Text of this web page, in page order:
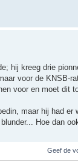
hij kreeg drie
voor de KNSB-
voor en moet dit
maar hij had
Hoe dan
Geef de